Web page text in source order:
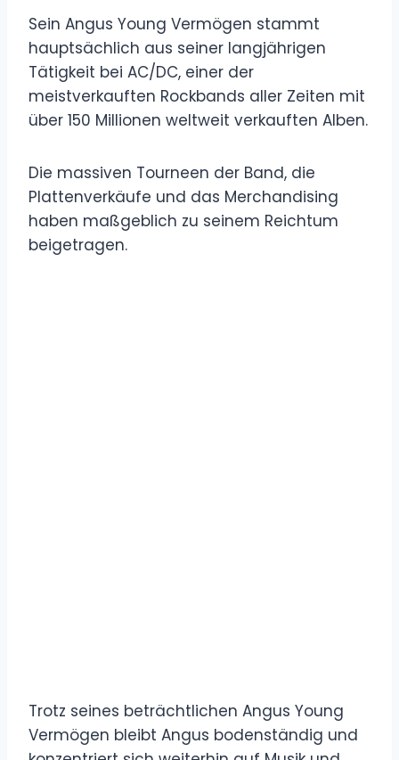
Sein Angus Young Vermögen stammt
hauptsächlich aus seiner langjährigen
Tätigkeit bei AC/DC, einer der
meistverkauften Rockbands aller Zeiten mit
über 150 Millionen weltweit verkauften Alben.
Die massiven Tourneen der Band, die
Plattenverkäufe und das Merchandising
haben maßgeblich zu seinem Reichtum
beigetragen.
Trotz seines beträchtlichen Angus Young
Vermögen bleibt Angus bodenständig und